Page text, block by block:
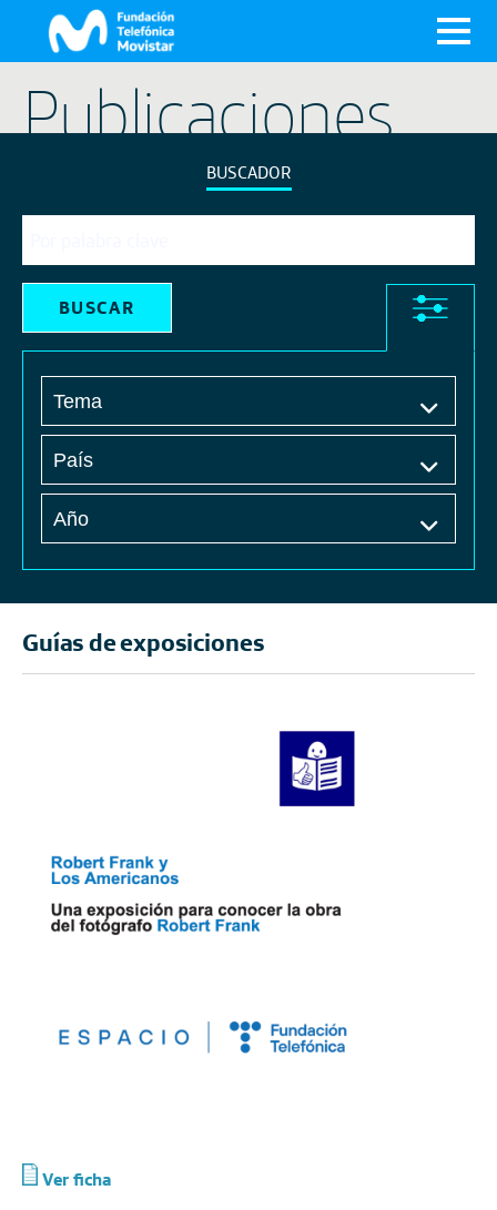
Publicaciones
BUSCADOR
Guías de exposiciones
Ver ficha